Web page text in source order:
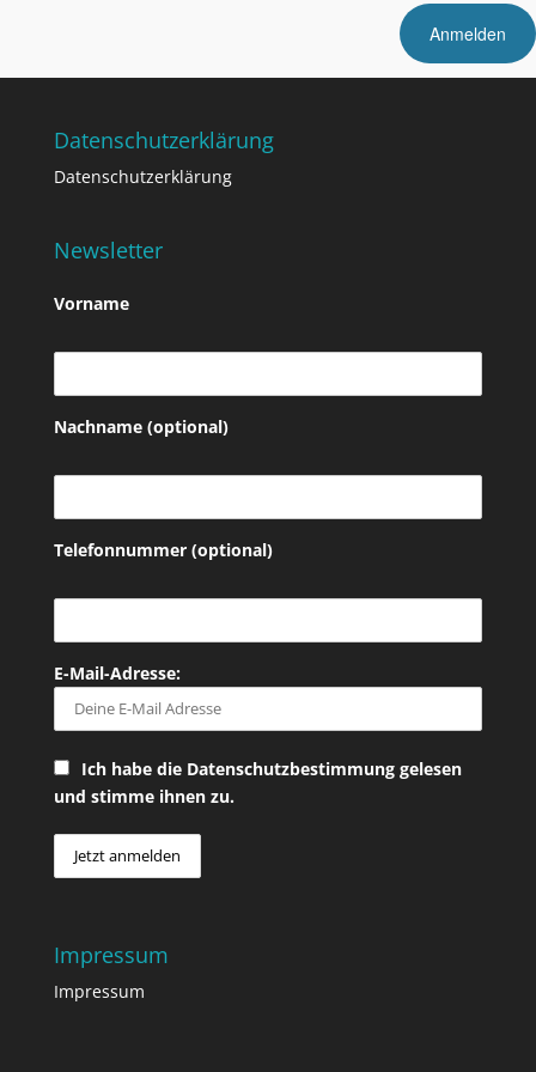
Datenschutzerklärung
Datenschutzerklärung
Newsletter
Vorname
Nachname (optional)
Telefonnummer (optional)
E-Mail-Adresse:
Ich habe die Datenschutzbestimmung gelesen
und stimme ihnen zu.
Impressum
Impressum